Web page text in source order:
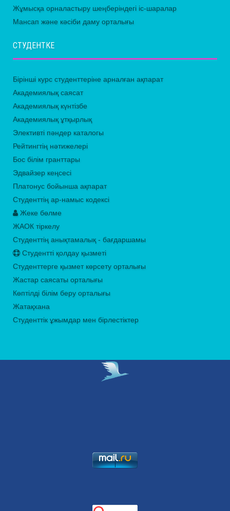
Жұмысқа орналастыру шеңберіндегі іс-шаралар
Мансап және кәсіби даму орталығы
СТУДЕНТКЕ
Бірінші курс студенттеріне арналған ақпарат
Академиялық саясат
Академиялық күнтізбе
Академиялық ұтқырлық
Элективті пәндер каталогы
Рейтингтің нәтижелері
Бос білім гранттары
Эдвайзер кеңсесі
Платонус бойынша ақпарат
Студенттің ар-намыс кодексі
Жеке бөлме
ЖАОК тіркелу
Студенттің анықтамалық - бағдаршамы
Студентті қолдау қызметі
Студенттерге қызмет көрсету орталығы
Жастар саясаты орталығы
Көптілді білім беру орталығы
Жатақхана
Студенттік ұжымдар мен бірлестіктер